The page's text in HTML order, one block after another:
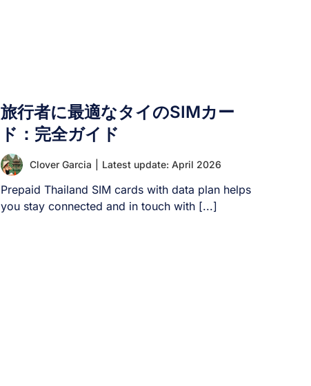
旅行者に最適なタイのSIMカー
ド：完全ガイド
Clover Garcia Latest update: April 2026
Prepaid Thailand SIM cards with data plan helps
you stay connected and in touch with [...]